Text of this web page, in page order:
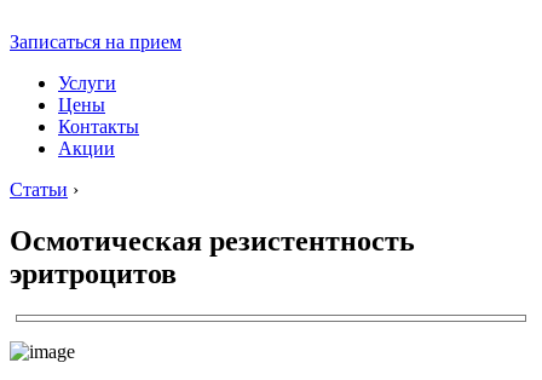
Записаться на прием
Услуги
Цены
Контакты
Акции
Статьи ›
Осмотическая резистентность
эритроцитов